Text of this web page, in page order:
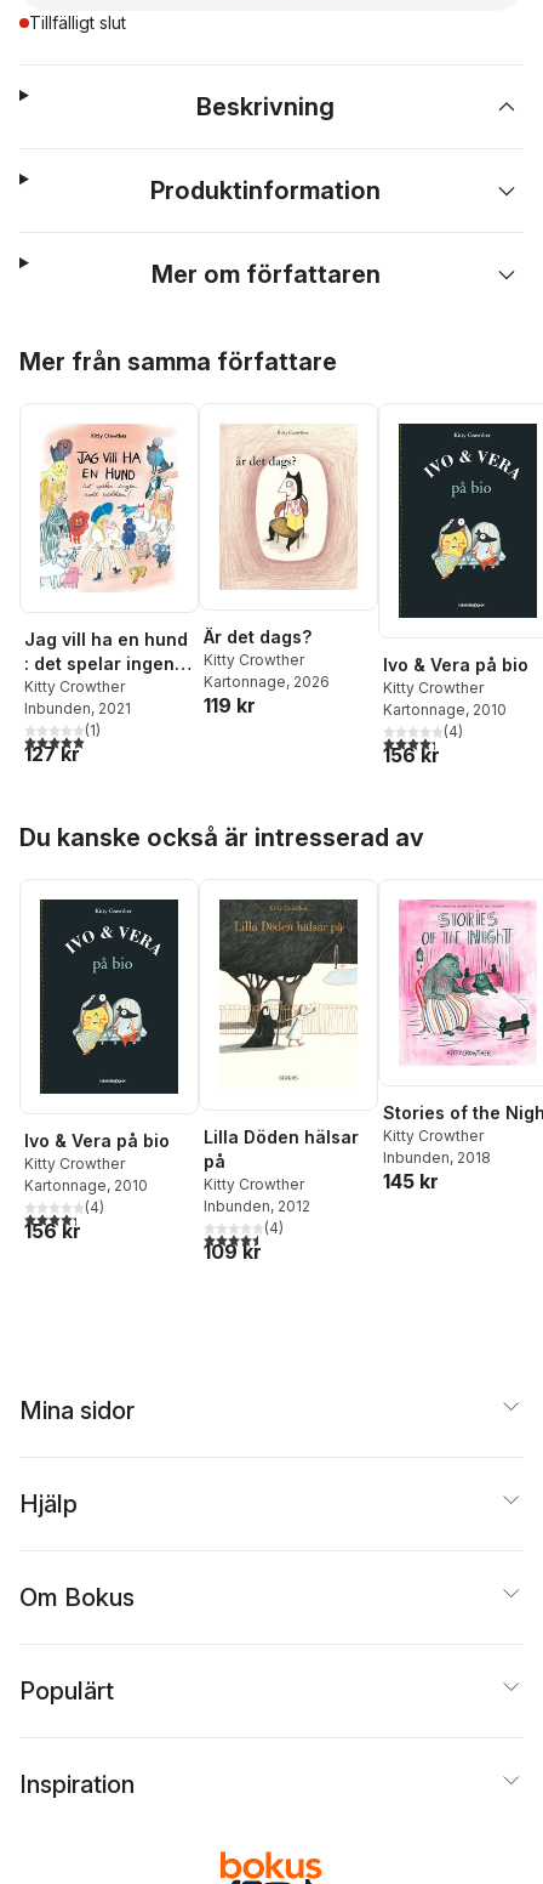
Tillfälligt slut
Beskrivning
Produktinformation
Mer om författaren
Mer från samma författare
Jag vill ha en hund
: det spelar ingen
roll vilken!
Kitty Crowther
Inbunden, 2021
5,0utav 5 stjärnor. Totalt antal röster:
(1)
127 kr
Är det dags?
Kitty Crowther
Kartonnage, 2026
119 kr
Ivo & Vera på bio
Kitty Crowther
Kartonnage, 2010
4,3utav 5 stjärnor.
(4)
156 kr
Du kanske också är intresserad av
Ivo & Vera på bio
Kitty Crowther
Kartonnage, 2010
4,3utav 5 stjärnor. Totalt antal röster:
(4)
156 kr
Lilla Döden hälsar
på
Kitty Crowther
Inbunden, 2012
4,5utav 5 stjärnor. Totalt antal röster:
(4)
109 kr
Stories of the
Kitty Crowther
Inbunden, 2018
145 kr
Mina sidor
Hjälp
Om Bokus
Populärt
Inspiration